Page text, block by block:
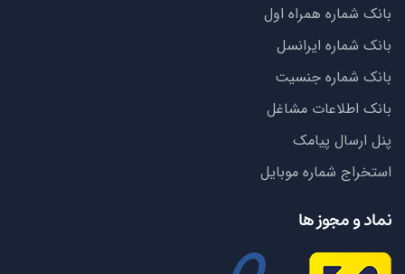
بانک شماره همراه اول
بانک شماره ایرانسل
بانک شماره جنسیت
بانک اطلاعات مشاغل
پنل ارسال پیامک
استخراج شماره موبایل
نماد و مجوز ها